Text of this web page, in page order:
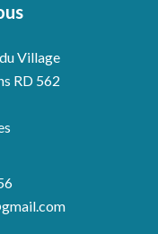
Village
RD 562